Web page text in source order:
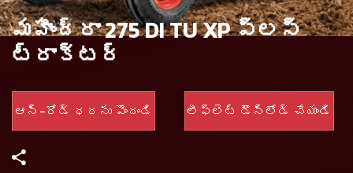
మహీంద్రా 275 DI TU XP ప్లస్
ట్రాక్టర్
ఆన్-రోడ్ ధరను పొందండి లీఫ్లెట్ డౌన్‌లోడ్ చేయండి